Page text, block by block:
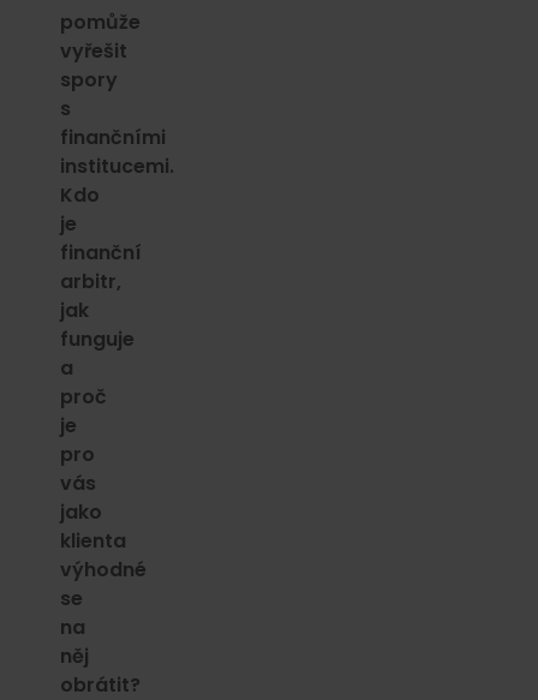
pomůže
vyřešit
spory
s
finančními
institucemi.
Kdo
je
finanční
arbitr,
jak
funguje
a
proč
je
pro
vás
jako
klienta
výhodné
se
na
něj
obrátit?